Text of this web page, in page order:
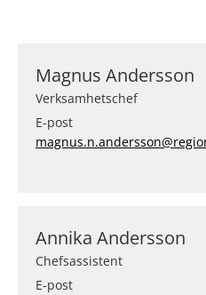
Magnus Andersson
Verksamhetschef
E-post
Annika Andersson
Chefsassistent
E-post